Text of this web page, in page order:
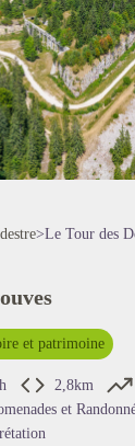
Voir
>Le Tour des
et patrimoine
2,8km
et